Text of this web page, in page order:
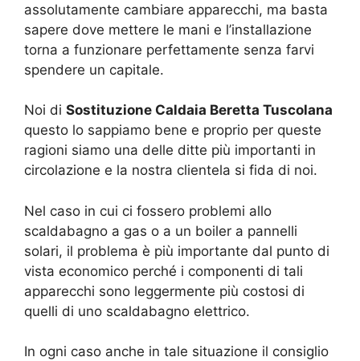
assolutamente cambiare apparecchi, ma basta
sapere dove mettere le mani e l’installazione
torna a funzionare perfettamente senza farvi
spendere un capitale.
Noi di Sostituzione Caldaia Beretta Tuscolana
questo lo sappiamo bene e proprio per queste
ragioni siamo una delle ditte più importanti in
circolazione e la nostra clientela si fida di noi.
Nel caso in cui ci fossero problemi allo
scaldabagno a gas o a un boiler a pannelli
solari, il problema è più importante dal punto di
vista economico perché i componenti di tali
apparecchi sono leggermente più costosi di
quelli di uno scaldabagno elettrico.
In ogni caso anche in tale situazione il consiglio